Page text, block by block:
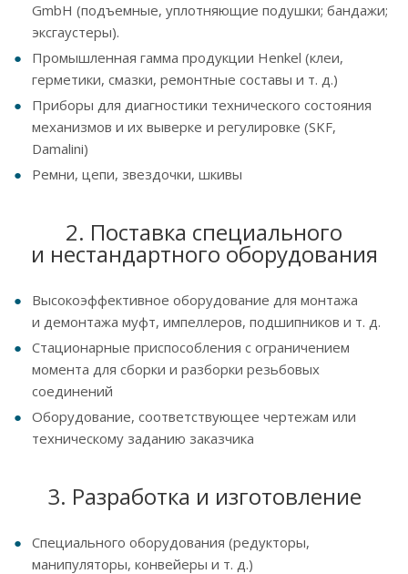
GmbH (подъемные, уплотняющие подушки; бандажи;
эксгаустеры).
Промышленная гамма продукции Henkel (клеи,
герметики, смазки, ремонтные составы и т. д.)
Приборы для диагностики технического состояния
механизмов и их выверке и регулировке (SKF,
Damalini)
Ремни, цепи, звездочки, шкивы
2. Поставка специального
и нестандартного оборудования
Высокоэффективное оборудование для монтажа
и демонтажа муфт, импеллеров, подшипников и т. д.
Стационарные приспособления с ограничением
момента для сборки и разборки резьбовых
соединений
Оборудование, соответствующее чертежам или
техническому заданию заказчика
3. Разработка и изготовление
Специального оборудования (редукторы,
манипуляторы, конвейеры и т. д.)